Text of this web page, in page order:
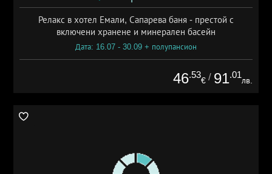
Релакс в хотел Емали, Сапарева баня - престой с
включени хранене и минерален басейн
Дата: 16.07 - 30.09 + полупансион
46.53
€ / 91.01
лв.